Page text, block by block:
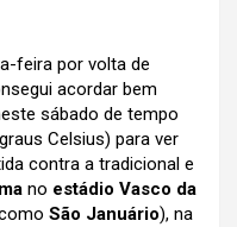
feira por volta de
acordar bem
sábado de tempo
Celsius) para ver
contra a tradicional e
no estádio Vasco da
São Januário), na